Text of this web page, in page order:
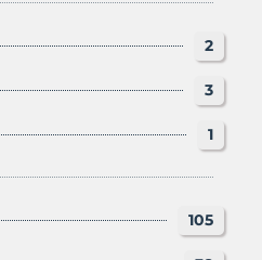
2
3
1
105